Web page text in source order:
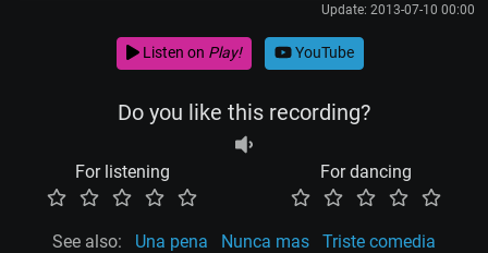
Update: 2013-07-10 00:00
Listen on Play! YouTube
Do you like this recording?
For listening For dancing
See also: Una pena Nunca mas Triste comedia